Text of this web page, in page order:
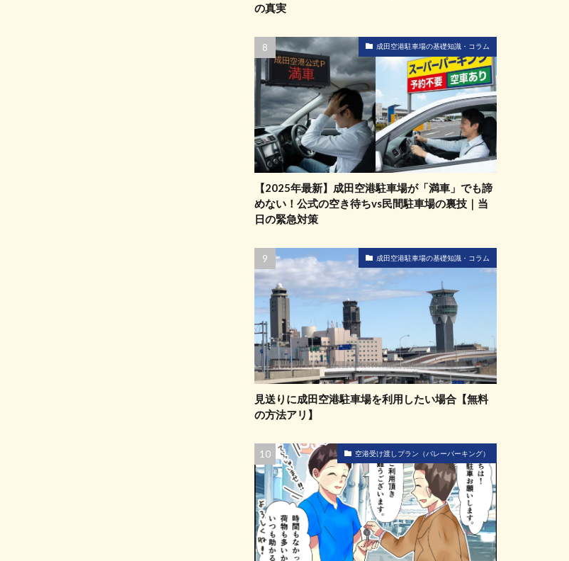
の真実
成田空港駐車場の基礎知識・コラム
【2025年最新】成田空港駐車場が「満車」でも諦
めない！公式の空き待ちvs民間駐車場の裏技｜当
日の緊急対策
成田空港駐車場の基礎知識・コラム
見送りに成田空港駐車場を利用したい場合【無料
の方法アリ】
空港受け渡しプラン（バレーパーキング）